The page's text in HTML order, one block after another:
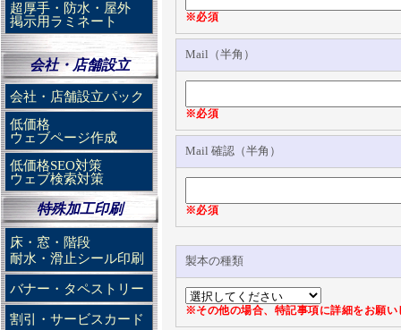
超厚手・防水・屋外
掲示用ラミネート
会社・店舗設立
会社・店舗設立パック
低価格
ウェブページ作成
低価格SEO対策
ウェブ検索対策
特殊加工印刷
床・窓・階段
耐水・滑止シール印刷
バナー・タペストリー
割引・サービスカード
※必須
Mail（半角）
※必須
Mail 確認（半角）
※必須
製本の種類
※その他の場合、特記事項に詳細をお願い